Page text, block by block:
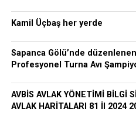
Kamil Üçbaş her yerde
Sapanca Gölü’nde düzenlenen
Profesyonel Turna Avı
AVBİS AVLAK YÖNETİMİ BİLGİ
AVLAK HARİTALARI 81 İl 2024